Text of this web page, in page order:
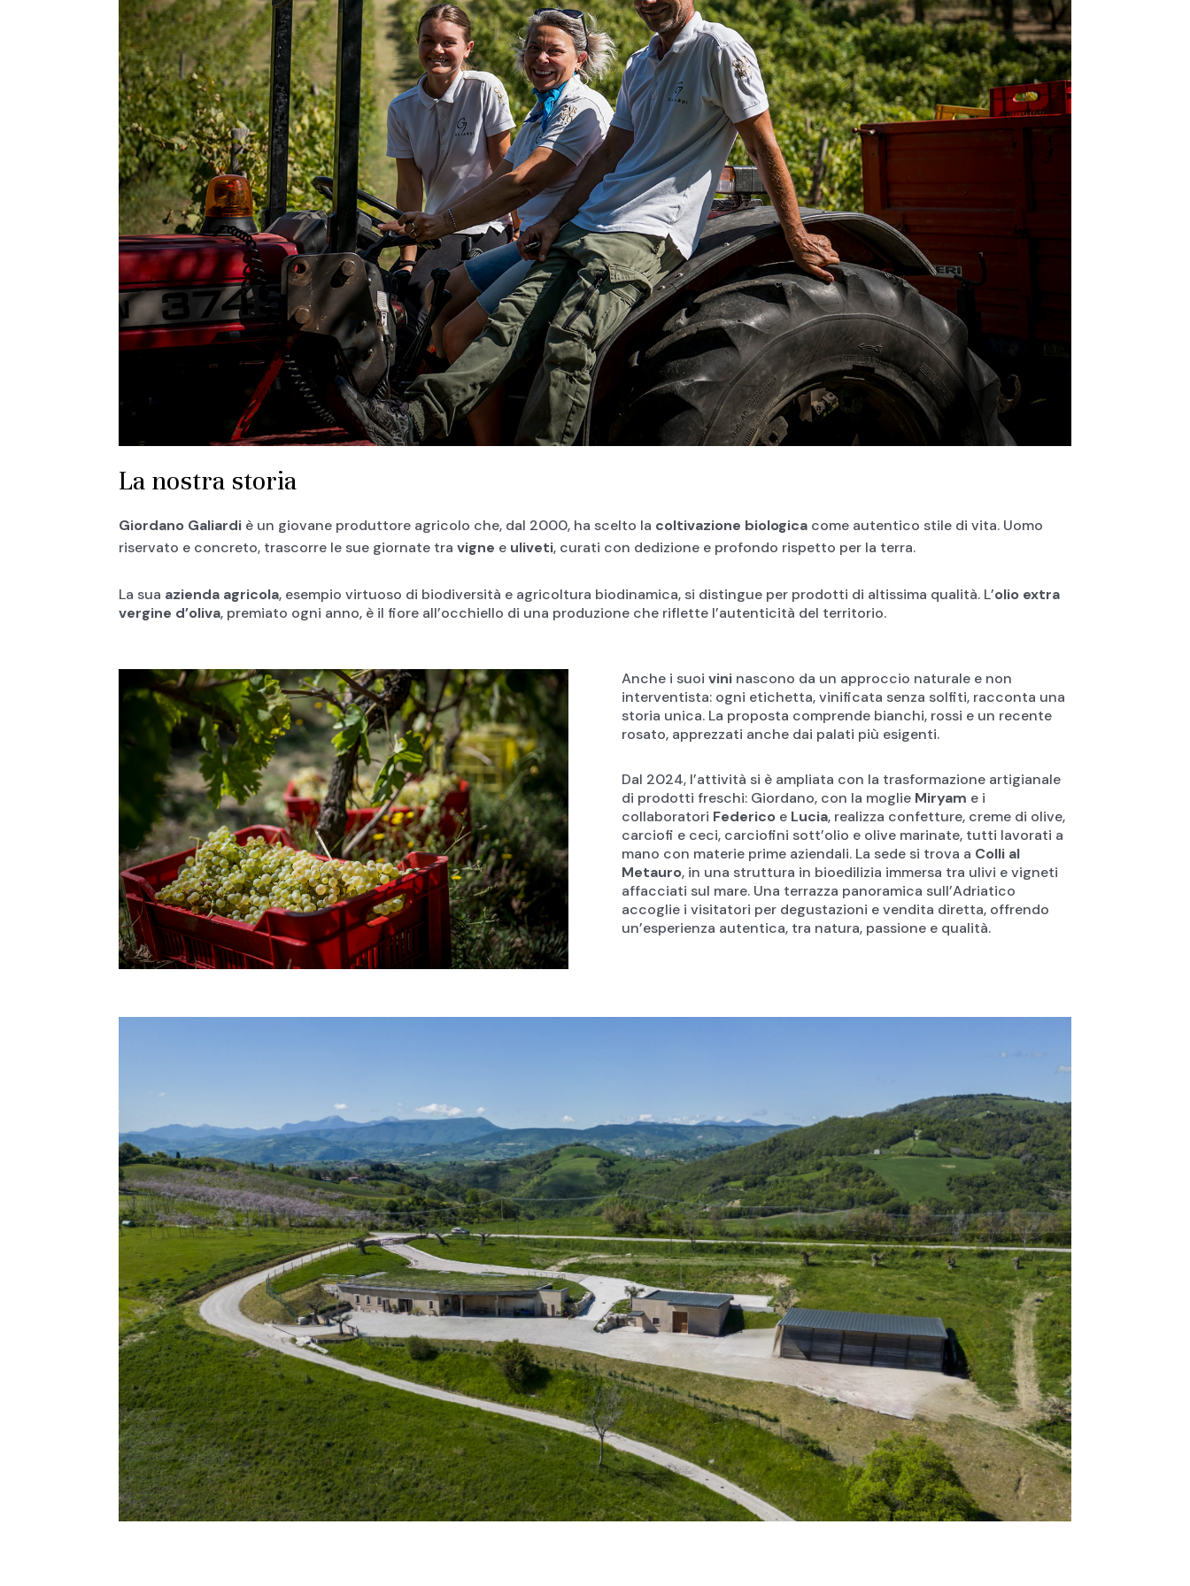
La nostra storia
Giordano Galiardi è un giovane produttore agricolo che, dal 2000, ha scelto la coltivazione biologica come autentico stile di vita. Uomo
riservato e concreto, trascorre le sue giornate travigne e uliveti, curati con dedizione e profondo rispetto per la terra.
La sua azienda agricola, esempio virtuoso di biodiversità e agricoltura biodinamica, si distingue per prodotti di altissima qualità. L’olio extra
vergine d’oliva, premiato ogni anno, è il fiore all’occhiello di una produzione che riflette l’autenticità del territorio.
Anche i suoi vininascono da un approccio naturale e non
interventista: ogni etichetta, vinificata senza solfiti, racconta una
storia unica. La proposta comprende bianchi, rossi e un recente
rosato, apprezzati anche dai palati più esigenti.
Dal 2024, l’attività si è ampliata con la trasformazione artigianale
di prodotti freschi: Giordano, con la moglie Miryam e i
collaboratori Federico e Lucia, realizza confetture, creme di olive,
carciofi e ceci, carciofini sott’olio e olive marinate, tutti lavorati a
mano con materie prime aziendali. La sede si trova a Colli al
Metauro, in una struttura in bioedilizia immersa tra ulivi e vigneti
affacciati sul mare. Una terrazza panoramica sull’Adriatico
accoglie i visitatori per degustazioni e vendita diretta, offrendo
un’esperienza autentica, tra natura, passione e qualità.